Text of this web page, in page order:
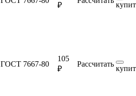
₽
ГОСТ 7667-80
105
₽
Рассчитать